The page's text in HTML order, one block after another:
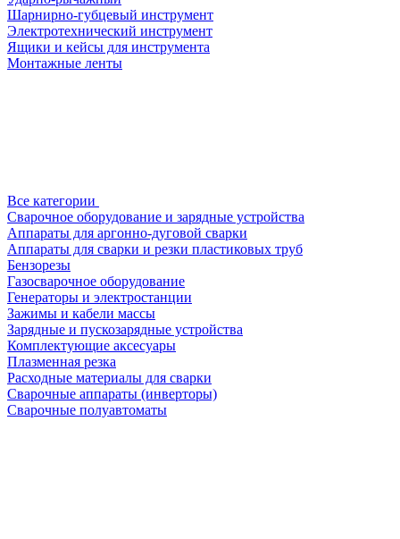
Шарнирно-губцевый инструмент
Электротехнический инструмент
Ящики и кейсы для инструмента
Монтажные ленты
Все категории
Сварочное оборудование и зарядные устройства
Аппараты для аргонно-дуговой сварки
Аппараты для сварки и резки пластиковых труб
Бензорезы
Газосварочное оборудование
Генераторы и электростанции
Зажимы и кабели массы
Зарядные и пускозарядные устройства
Комплектующие аксесуары
Плазменная резка
Расходные материалы для сварки
Сварочные аппараты (инверторы)
Сварочные полуавтоматы